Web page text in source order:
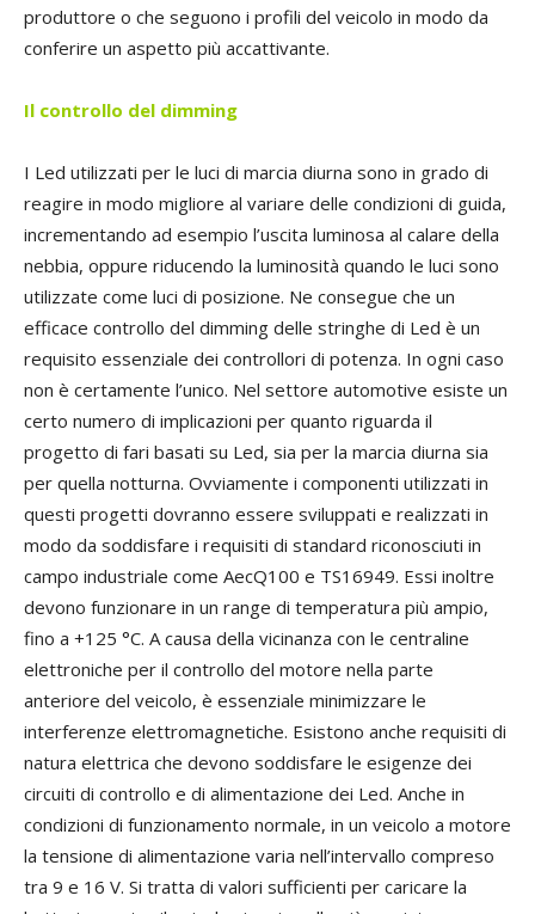
produttore o che seguono i profili del veicolo in modo da
conferire un aspetto più accattivante.
Il controllo del dimming
I Led utilizzati per le luci di marcia diurna sono in grado di
reagire in modo migliore al variare delle condizioni di guida,
incrementando ad esempio l’uscita luminosa al calare della
nebbia, oppure riducendo la luminosità quando le luci sono
utilizzate come luci di posizione. Ne consegue che un
efficace controllo del dimming delle stringhe di Led è un
requisito essenziale dei controllori di potenza. In ogni caso
non è certamente l’unico. Nel settore automotive esiste un
certo numero di implicazioni per quanto riguarda il
progetto di fari basati su Led, sia per la marcia diurna sia
per quella notturna. Ovviamente i componenti utilizzati in
questi progetti dovranno essere sviluppati e realizzati in
modo da soddisfare i requisiti di standard riconosciuti in
campo industriale come AecQ100 e TS16949. Essi inoltre
devono funzionare in un range di temperatura più ampio,
fino a +125 °C. A causa della vicinanza con le centraline
elettroniche per il controllo del motore nella parte
anteriore del veicolo, è essenziale minimizzare le
interferenze elettromagnetiche. Esistono anche requisiti di
natura elettrica che devono soddisfare le esigenze dei
circuiti di controllo e di alimentazione dei Led. Anche in
condizioni di funzionamento normale, in un veicolo a motore
la tensione di alimentazione varia nell’intervallo compreso
tra 9 e 16 V. Si tratta di valori sufficienti per caricare la